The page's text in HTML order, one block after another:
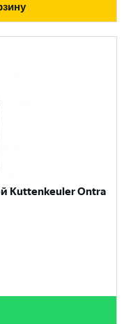
Kuttenkeuler Ontra